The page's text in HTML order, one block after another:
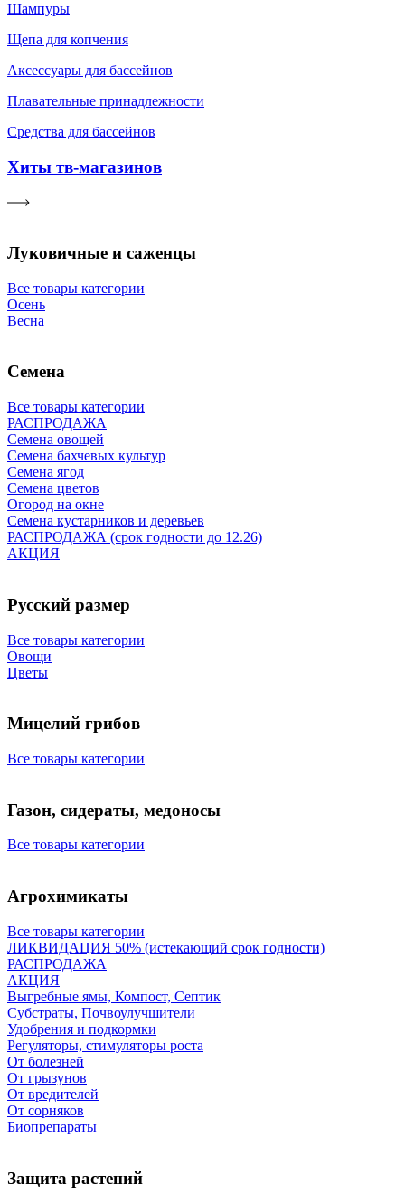
Шампуры
Щепа для копчения
Аксессуары для бассейнов
Плавательные принадлежности
Средства для бассейнов
Хиты тв-магазинов
Луковичные и саженцы
Все товары категории
Осень
Весна
Семена
Все товары категории
РАСПРОДАЖА
Семена овощей
Семена бахчевых культур
Семена ягод
Семена цветов
Огород на окне
Семена кустарников и деревьев
РАСПРОДАЖА (срок годности до 12.26)
АКЦИЯ
Русский размер
Все товары категории
Овощи
Цветы
Мицелий грибов
Все товары категории
Газон, сидераты, медоносы
Все товары категории
Агрохимикаты
Все товары категории
ЛИКВИДАЦИЯ 50% (истекающий срок годности)
РАСПРОДАЖА
АКЦИЯ
Выгребные ямы, Компост, Септик
Субстраты, Почвоулучшители
Удобрения и подкормки
Регуляторы, стимуляторы роста
От болезней
От грызунов
От вредителей
От сорняков
Биопрепараты
Защита растений